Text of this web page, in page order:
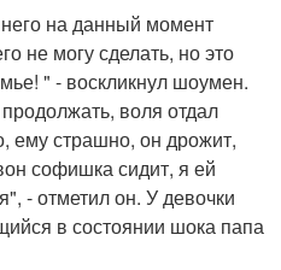
на данный момент
не могу сделать, но это
" - воскликнул шоумен.
воля отдал
ему страшно, он дрожит,
софишка сидит, я ей
- отметил он. У девочки
в состоянии шока папа